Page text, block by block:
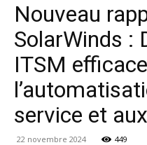
Nouveau
SolarWinds :
ITSM
service et
22 novembre 2024 449